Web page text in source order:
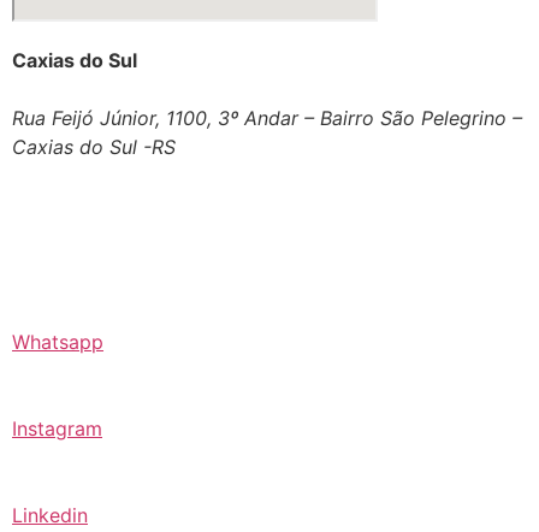
Caxias do Sul
Rua Feijó Júnior, 1100, 3º Andar – Bairro São Pelegrino –
Caxias do Sul -RS
Whatsapp
Instagram
Linkedin